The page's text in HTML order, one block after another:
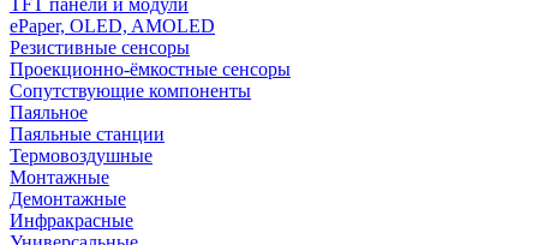
TFT панели и модули
ePaper, OLED, AMOLED
Резистивные сенсоры
Проекционно-ёмкостные сенсоры
Сопутствующие компоненты
Паяльное
Паяльные станции
Термовоздушные
Монтажные
Демонтажные
Инфракрасные